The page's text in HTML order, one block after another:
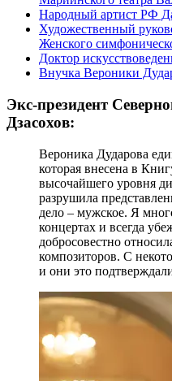
Народный артист РФ
Художественный
Женского
Доктор
Внучка Вероники
Экс-президент
Дзасохов:
Вероника Дударова
которая внесена в
высочайшего уровня
разрушила
дело – мужское. Я
концертах и всегда
добросовестно
композиторов. С
и они это